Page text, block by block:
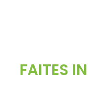
FAITES